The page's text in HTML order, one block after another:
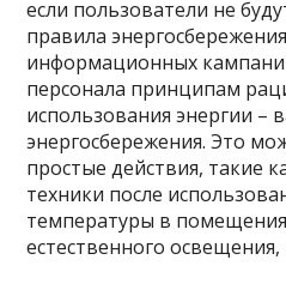
если пользователи не
правила
информационных
персонала принципам
использования энергии –
энергосбережения. Это
простые действия, такие
техники после
температуры в
естественного